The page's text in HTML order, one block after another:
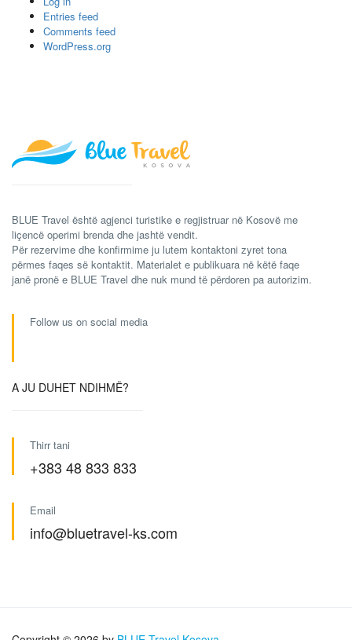
Entries feed
Comments feed
WordPress.org
BLUE Travel është agjenci turistike e regjistruar në Kosovë me
liçencë operimi brenda dhe jashtë vendit.
Për rezervime dhe konfirmime ju lutem kontaktoni zyret tona
përmes faqes së kontaktit. Materialet e publikuara në këtë faqe
janë pronë e BLUE Travel dhe nuk mund të përdoren pa autorizim.
Follow us on social media
A JU DUHET NDIHMË?
Thirr tani
+383 48 833 833
Email
info@bluetravel-ks.com